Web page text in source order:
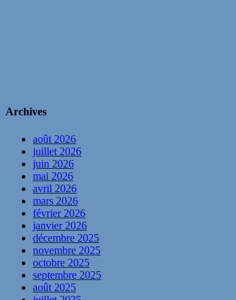
Archives
août 2026
juillet 2026
juin 2026
mai 2026
avril 2026
mars 2026
février 2026
janvier 2026
décembre 2025
novembre 2025
octobre 2025
septembre 2025
août 2025